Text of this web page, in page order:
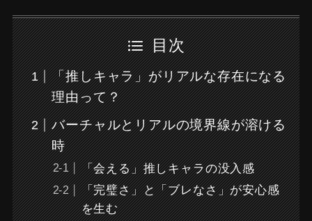
目次
「推しキャラ」がリアルな存在になる
理由って？
バーチャルとリアルの境界線が溶ける
時
「会える」推しキャラの没入感
「完璧さ」と「ブレなさ」が安心感
を生む